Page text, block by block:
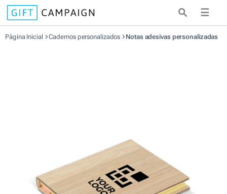
☰
Página Inicial Cadernos personalizados Notas adesivas personalizadas